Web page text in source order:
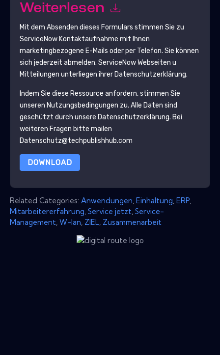
Weiterlesen
Mit dem Absenden dieses Formulars stimmen Sie zu
ServiceNowKontaktaufnahme mit Ihnen
marketingbezogene E-Mails oder per Telefon. Sie können
sich jederzeit abmelden. ServiceNowWebseiten u
Mitteilungen unterliegen ihrer Datenschutzerklärung.
Indem Sie diese Ressource anfordern, stimmen Sie
unseren Nutzungsbedingungen zu. Alle Daten sind
geschützt durch unsere Datenschutzerklärung. Bei
weiteren Fragen bitte mailen
Datenschutz@techpublishhub.com
DOWNLOAD
Related Categories: Anwendungen Einhaltung ERP
Mitarbeitererfahrung Service jetzt Service-
Management W-lan ZIEL Zusammenarbeit